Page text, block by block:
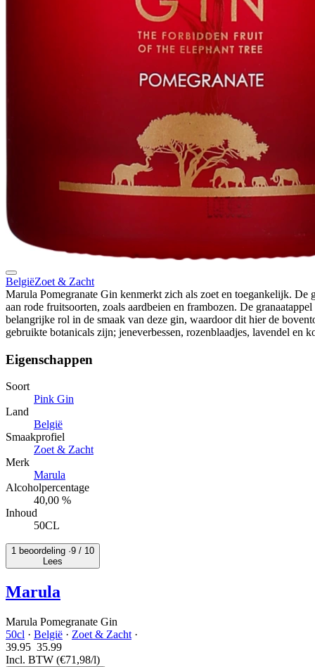
BelgiëZoet & Zacht
Marula Pomegranate Gin kenmerkt zich als zoet en toegankelijk. De
aan rode fruitsoorten, zoals aardbeien en frambozen. De granaatappel
belangrijke rol in de smaak van deze gin, waardoor dit hier de
gebruikte botanicals zijn; jeneverbessen, rozenblaadjes, lavendel en
Eigenschappen
Soort
Pink Gin
Land
België
Smaakprofiel
Zoet & Zacht
Merk
Marula
Alcoholpercentage
40,00 %
Inhoud
50CL
1 beoordeling ·9 / 10
Lees
Marula
Marula Pomegranate Gin
50cl · België · Zoet & Zacht ·
39.95 35.99
Incl. BTW (€71,98/l)